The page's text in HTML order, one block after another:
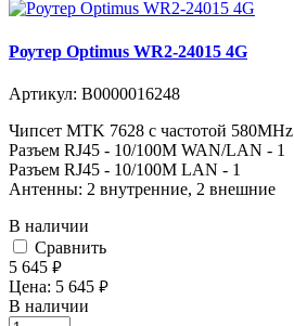
Роутер Optimus WR2-24015 4G
Артикул: В0000016248
Чипсет MTK 7628 с частотой 580MHz
Разъем RJ45 - 10/100M WAN/LAN - 1
Разъем RJ45 - 10/100M LAN - 1
Антенны: 2 внутренние, 2 внешние
В наличии
Cравнить
5 645 руб.
Цена: 5 645 руб.
В наличии